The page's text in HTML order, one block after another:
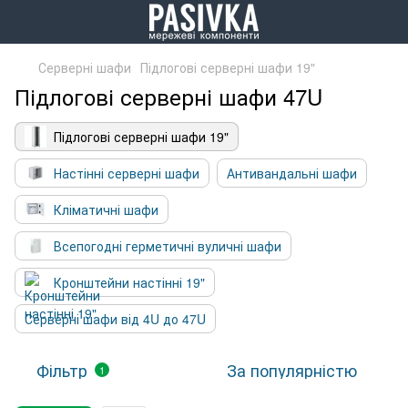
Серверні шафи Підлогові серверні шафи 19"
Підлогові серверні шафи 47U
Підлогові серверні шафи 19"
Настінні серверні шафи
Антивандальні шафи
Кліматичні шафи
Всепогодні герметичні вуличні шафи
Кронштейни настінні 19"
Серверні шафи від 4U до 47U
Фільтр 1 За популярністю